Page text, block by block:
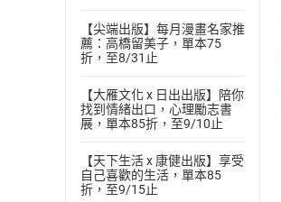
【尖端出版】每月漫畫名家推
薦：高橋留美子，單本75
折，至8/31止
【大雁文化 x 日出出版】陪你
找到情緒出口，心理勵志書
展，單本85折，至9/10止
【天下生活 x 康健出版】享受
自己喜歡的生活，單本85
折，至9/15止